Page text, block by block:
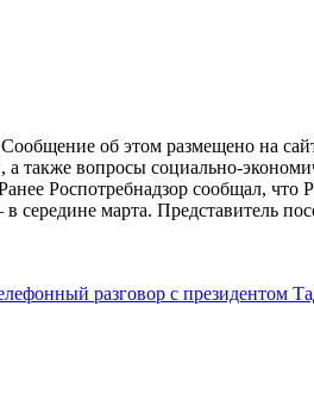
об этом размещено на
вопросы социально-
Роспотребнадзор сообщал, что
середине марта. Представитель
разговор с президентом